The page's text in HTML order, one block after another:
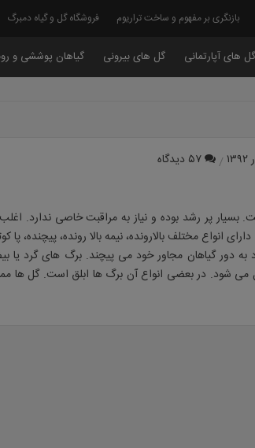
بازنگری بر مفهوم و ساخت تراریوم فروشگاه گل و گیاه دمبرگ
گل های آپارتمانی گل های بیرونی گیاهان پوششی و
۵۷ دیدگاه
بسیار پر رشد بوده و نیاز به مراقبت خاصی ندارد.
انواع مختلف بالارونده، نیمه بالا رونده، پیچنده، پا
به دور گیاهان مجاور خود می پیچند. برگ های گرد
می شود. در بعضی انواع آن برگ ها ابلق است. گل ها